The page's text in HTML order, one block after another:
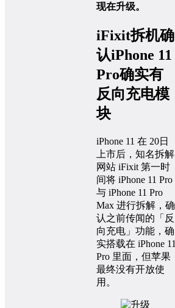
现在升级。
iFixit拆机确
认iPhone 11
Pro确实有
反向充电模
块
iPhone 11 在 20日
上市后，知名拆解
网站 iFixit 第一时
间将 iPhone 11 Pro
与 iPhone 11 Pro
Max 进行拆解，确
认之前传闻的「反
向充电」功能，确
实搭载在 iPhone 11
Pro 里面，但苹果
最终没有开放使
用。